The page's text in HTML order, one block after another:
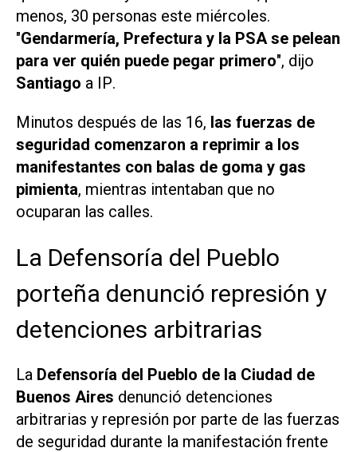
menos, 30 personas este miércoles.
"Gendarmería, Prefectura y la PSA se pelean
para ver quién puede pegar primero", dijo
Santiago a IP.
Minutos después de las 16, las fuerzas de
seguridad comenzaron a reprimir a los
manifestantes con balas de goma y gas
pimienta, mientras intentaban que no
ocuparan las calles.
La Defensoría del Pueblo
porteña denunció represión y
detenciones arbitrarias
La Defensoría del Pueblo de la Ciudad de
Buenos Aires denunció detenciones
arbitrarias y represión por parte de las fuerzas
de seguridad durante la manifestación frente